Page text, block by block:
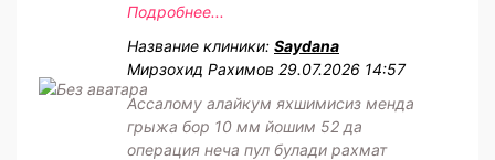
Подробнее...
Название клиники: Saydana
Мирзохид Рахимов 29.07.2026 14:57
Ассалому алайкум яхшимисиз менда
грыжа бор 10 мм йошим 52 да
операция неча пул булади рахмат